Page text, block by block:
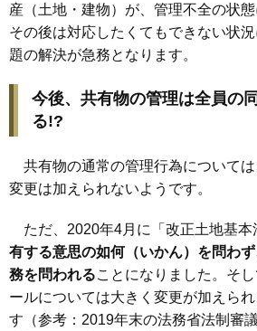
産（土地・建物）が、管理不全の状態
その後は対応したくてもできない状
題の解決が急務となります。
今後、共有物の管理は全員の
る!?
共有物の通常の管理行為について
変更は加えられないようです。
ただ、2020年4月に「改正土地基本
有する意思の如何（いかん）を問わ
務を問われることになりました。そ
ールについては大きく変更が加えら
す（参考：2019年末の法務省法制審